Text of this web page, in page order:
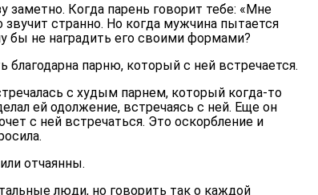
заметно. Когда парень говорит тебе: «Мне
странно. Но когда мужчина пытается
бы не наградить его своими формами?
парню, который с ней встречается.
с худым парнем, который когда-то
ей одолжение, встречаясь с ней. Еще он
с ней встречаться. Это оскорбление и
отчаянны.
люди, но говорить так о каждой